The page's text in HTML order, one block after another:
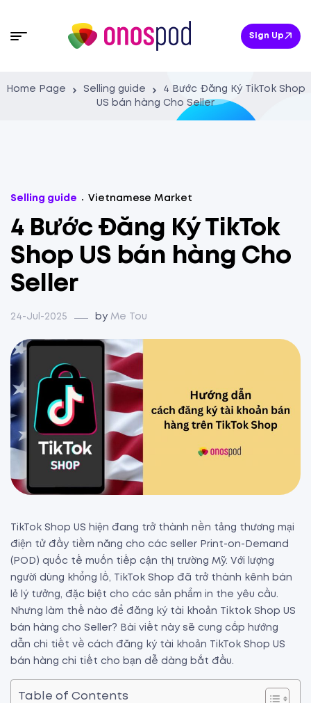
Sign Up
Home Page Selling guide
4 Bước Đăng Ký TikTok Shop
US bán hàng Cho Seller
Selling guide Vietnamese Market
4 Bước Đăng Ký TikTok
Shop US bán hàng Cho
Seller
24-Jul-2025 by Me Tou
TikTok Shop US hiện đang trở thành nền tảng thương mại
điện tử đầy tiềm năng cho các seller Print-on-Demand
(POD) quốc tế muốn tiếp cận thị trường Mỹ. Với lượng
người dùng khổng lồ, TikTok Shop đã trở thành kênh bán
lẻ lý tưởng, đặc biệt cho các sản phẩm in the yêu cầu.
Nhưng làm thế nào để đăng ký tài khoản Tiktok Shop US
bán hàng cho Seller? Bài viết này sẽ cung cấp hướng
dẫn chi tiết về cách đăng ký tài khoản TikTok Shop US
bán hàng chi tiết cho bạn dễ dàng bắt đầu.
Table of Contents